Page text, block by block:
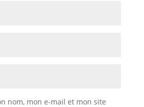
nom, mon e-mail et mon site